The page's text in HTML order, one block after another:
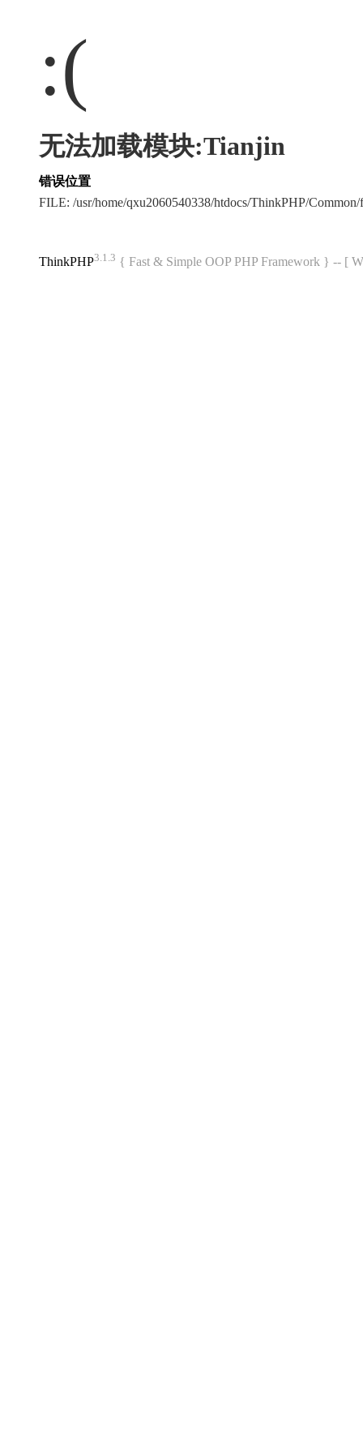
:(
无法加载模块:Tianjin
错误位置
FILE: /usr/home/qxu2060540338/htdocs/ThinkPHP/
ThinkPHP3.1.3 { Fast & Simple OOP PHP Framework } -- [